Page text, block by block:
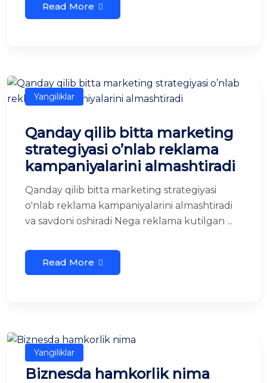
Read More
Yangiliklar
Qanday qilib bitta marketing
strategiyasi o’nlab reklama
kampaniyalarini almashtiradi
Qanday qilib bitta marketing strategiyasi
o'nlab reklama kampaniyalarini almashtiradi
va savdoni oshiradi Nega reklama kutilgan ...
Read More
Yangiliklar
Biznesda hamkorlik nima